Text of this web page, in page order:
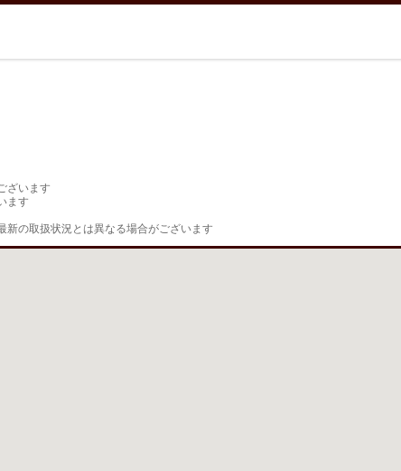
ざいます
ます
の取扱状況とは異なる場合がございます